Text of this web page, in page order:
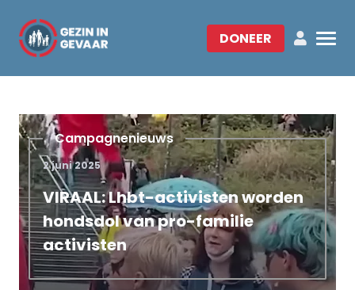
DONEER
Campagnenieuws
2 juni 2025
VIRAAL: Lhbt-activisten worden
hondsdol van pro-familie
activisten